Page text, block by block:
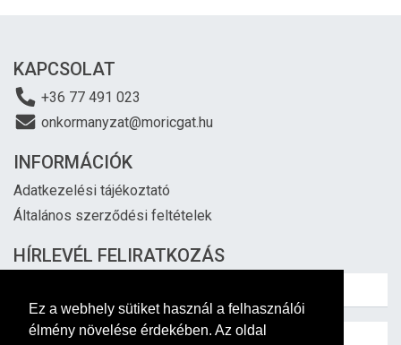
Ez a webhely sütiket használ a felhasználói
élmény növelése érdekében. Az oldal
KAPCSOLAT
+36 77 491 023
onkormanyzat@moricgat.hu
INFORMÁCIÓK
Adatkezelési tájékoztató
Általános szerződési feltételek
HÍRLEVÉL FELIRATKOZÁS